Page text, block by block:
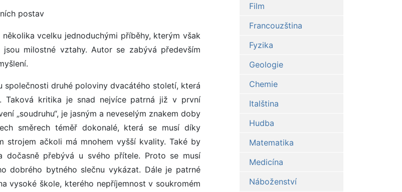
postav
vcelku jednoduchými příběhy, kterým však
milostné vztahy. Autor se zabývá především
druhé poloviny dvacátého století, která
Taková kritika je snad nejvíce patrná již v první
„soudruhu“, je jasným a neveselým znakem doby
směrech téměř dokonalé, která se musí díky
strojem ačkoli má mnohem vyšší kvality. Také by
přebývá u svého přítele. Proto se musí
dobrého bytného slečnu vykázat. Dále je patrné
vysoké škole, kterého nepříjemnost v soukromém
Film
Francouzština
Fyzika
Geologie
Chemie
Italština
Hudba
Matematika
Medicína
Náboženství